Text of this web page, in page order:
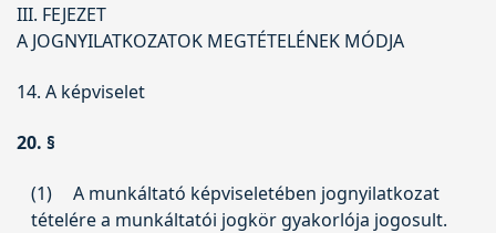
III. FEJEZET
A JOGNYILATKOZATOK MEGTÉTELÉNEK MÓDJA
14. A képviselet
20. §
(1)
A munkáltató képviseletében jognyilatkozat
tételére a munkáltatói jogkör gyakorlója jogosult.